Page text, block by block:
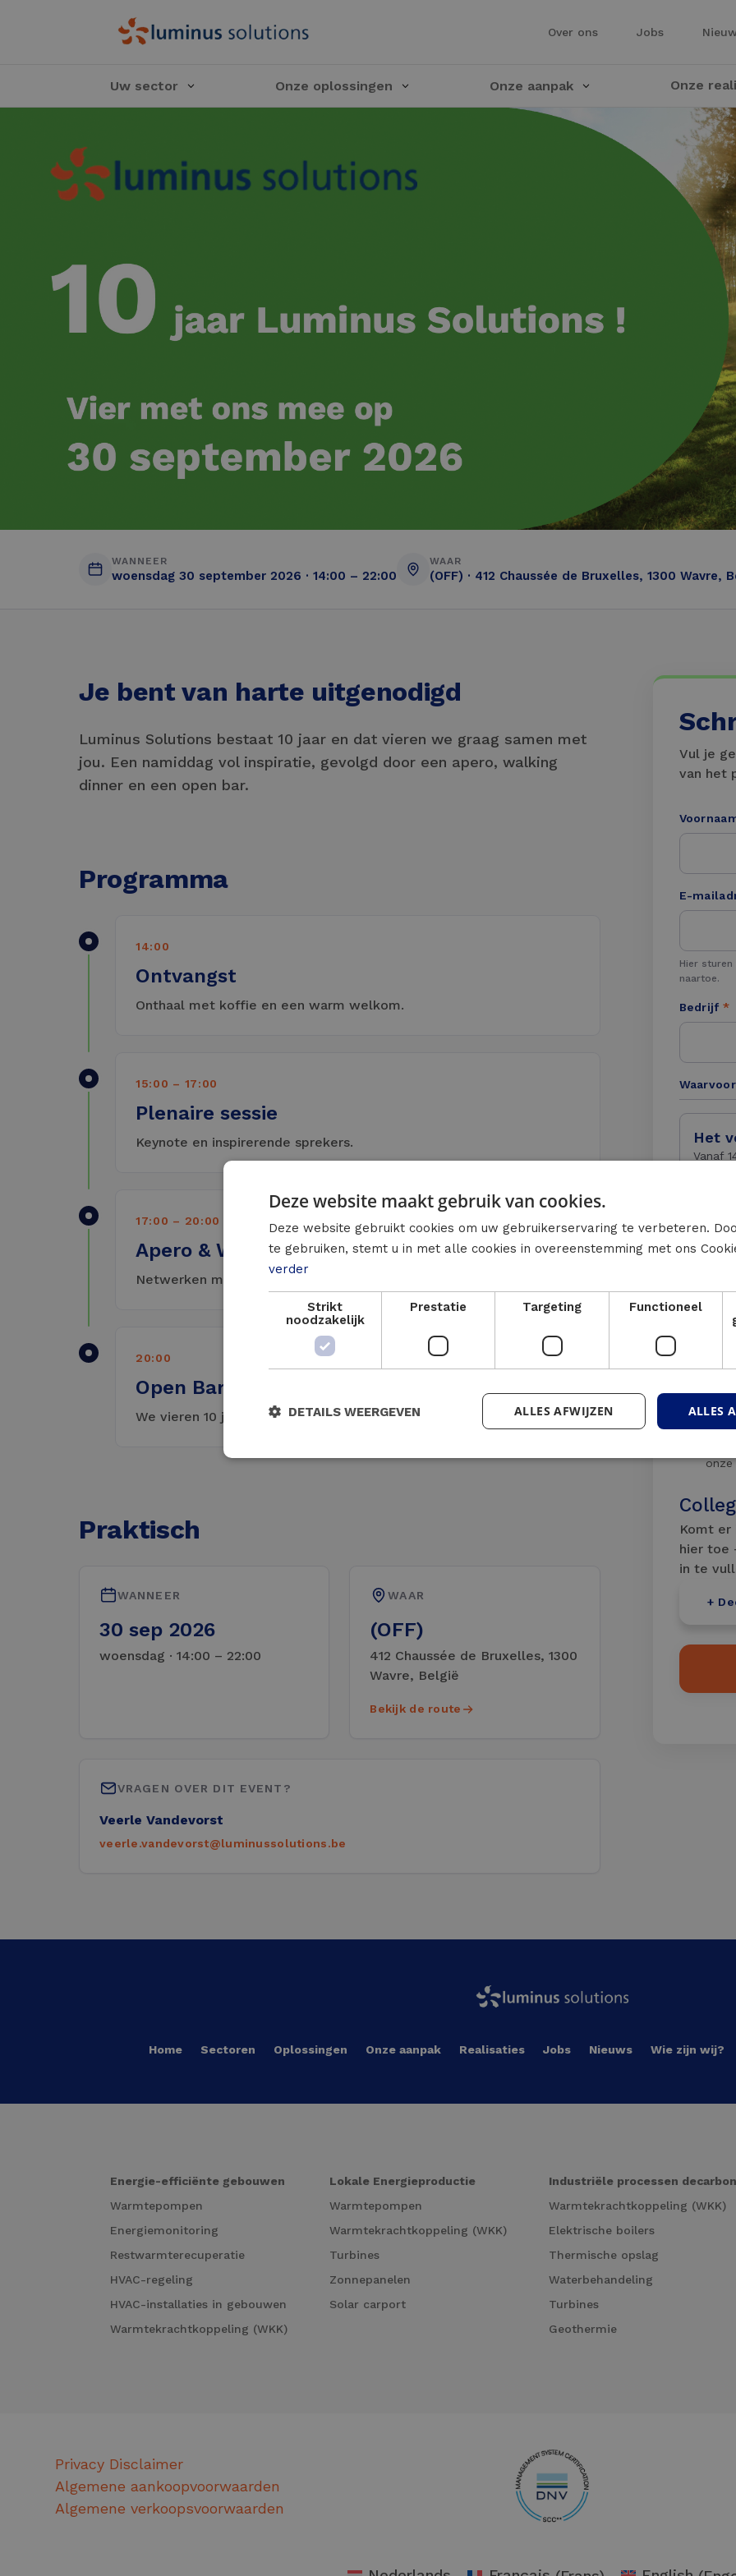
Over ons Jobs
Uw sector Onze oplossingen Onze aanpak Onze
WANNEER
woensdag 30 september 2026 · 14:00 – 22:00
WAAR
(OFF) · 412 Chaussée de Bruxelles, 1300 Wavre,
Je bent van harte uitgenodigd
Luminus Solutions bestaat 10 jaar en dat vieren we graag samen met
jou. Een namiddag vol inspiratie, gevolgd door een apero, walking
dinner en een open bar.
Programma
14:00
Ontvangst
Onthaal met koffie en een warm welkom.
15:00 – 17:00
Plenaire sessie
Keynote en inspirerende sprekers.
17:00 – 20:00
Apero & Walking Dinner
Netwerken met een glas in de hand.
20:00
Open Bar
We vieren 10 jaar Luminus Solutions.
Praktisch
WANNEER
30 sep 2026
woensdag · 14:00 – 22:00
WAAR
(OFF)
412 Chaussée de Bruxelles, 1300
Wavre, België
Bekijk de route
VRAGEN OVER DIT EVENT?
Veerle Vandevorst
veerle.vandevorst@luminussolutions.be
Vul je
van het
E-
Hier
naartoe.
Bedrijf *
Het
Vanaf
Van
Enkel
Vanaf
Ik ga
onze
Komt er
hier toe
in te
+
Home Sectoren Oplossingen Onze aanpak Realisaties Jobs Nieuws Wie zijn wij?
Energie-efficiënte gebouwen
Warmtepompen
Energiemonitoring
Restwarmterecuperatie
HVAC-regeling
HVAC-installaties in gebouwen
Warmtekrachtkoppeling (WKK)
Lokale Energieproductie
Warmtepompen
Warmtekrachtkoppeling (WKK)
Turbines
Zonnepanelen
Solar carport
Industriële processen
Warmtekrachtkoppeling (WKK)
Elektrische boilers
Thermische opslag
Waterbehandeling
Turbines
Geothermie
Privacy Disclaimer
Algemene aankoopvoorwaarden
Algemene verkoopsvoorwaarden
Deze website maakt gebruik van cookies.
Deze website gebruikt cookies om uw gebruikerservaring te verbeteren.
te gebruiken, stemt u in met alle cookies in overeenstemming met ons
verder
Strikt
noodzakelijk
Prestatie Targeting Functioneel
ALLES
ALLES AFWIJZEN
DETAILS WEERGEVEN